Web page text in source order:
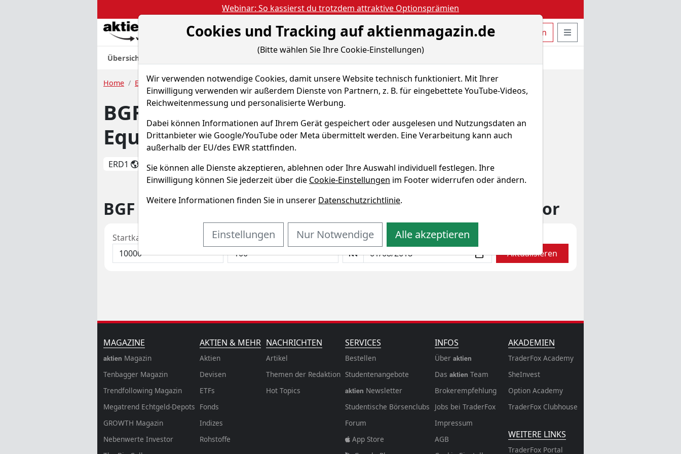
Webinar: So kassierst du trotzdem attraktive Optionsprämien
Aktien Nachrichten Magazine Aktien- und Artikelsuche öffnen
Gratis Account Bestellen Login Seitennavigation öffnen
Übersicht
Home ETFs BGF - Global Dynamic Equity Fund A2 Sparplan-Simulator
BGF - Global Dynamic
Equity Fund A2
ERD1 WKN A0H1ET ISIN LU0238689110
BGF - Global Dynamic Equity Fund A2 Sparplan-Simulator
Startkapital monatlicher Sparbetrag
Startdatum wählen
Aktualisieren
MAGAZINE
aktien Magazin
Tenbagger Magazin
Trendfollowing Magazin
Megatrend Echtgeld-Depots
GROWTH Magazin
Nebenwerte Investor
AKTIEN & MEHR
Aktien
Devisen
ETFs
Fonds
Indizes
Rohstoffe
NACHRICHTEN
Artikel
Themen der Redaktion
Hot Topics
SERVICES
Bestellen
Studentenangebote
aktien Newsletter
Studentische Börsenclubs
Forum
App Store
INFOS
Über aktien
Das aktien Team
Brokerempfehlung
Jobs bei TraderFox
Impressum
AGB
AKADEMIEN
TraderFox Academy
SheInvest
Option Academy
TraderFox Clubhouse
WEITERE LINKS
TraderFox Portal
Cookies und Tracking auf aktienmagazin.de
(Bitte wählen Sie Ihre Cookie-Einstellungen)
Wir verwenden notwendige Cookies, damit unsere Website technisch funktioniert. Mit Ihrer
Einwilligung verwenden wir außerdem Dienste von Partnern, z. B. für eingebettete YouTube-Videos,
Reichweitenmessung und personalisierte Werbung.
Dabei können Informationen auf Ihrem Gerät gespeichert oder ausgelesen und Nutzungsdaten an
Drittanbieter wie Google/YouTube oder Meta übermittelt werden. Eine Verarbeitung kann auch
außerhalb der EU/des EWR stattfinden.
Sie können alle Dienste akzeptieren, ablehnen oder Ihre Auswahl individuell festlegen. Ihre
Einwilligung können Sie jederzeit über die Cookie-Einstellungen im Footer widerrufen oder ändern.
Weitere Informationen finden Sie in unserer Datenschutzrichtlinie.
Einstellungen Nur Notwendige Alle akzeptieren